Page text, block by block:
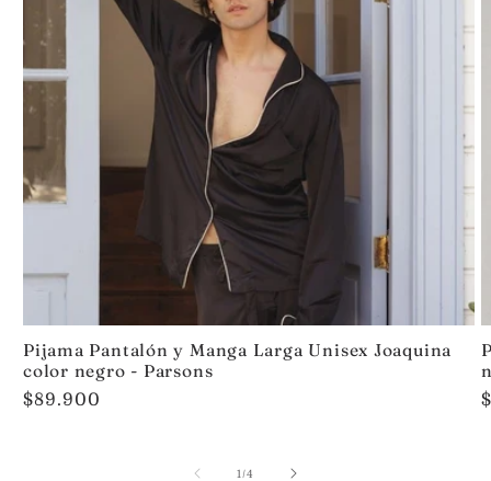
Pijama Pantalón y Manga Larga Unisex Joaquina
color negro - Parsons
Precio
$89.900
1 /de
4